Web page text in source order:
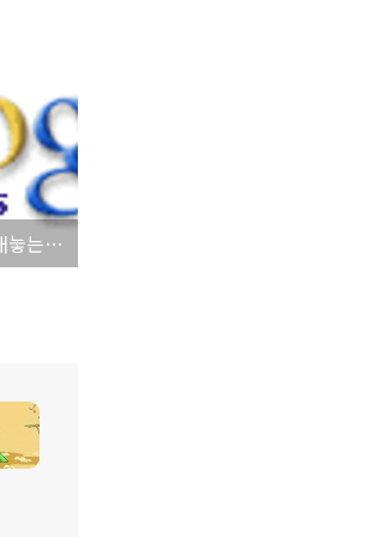
구글 문답 서비스 내놓는다..